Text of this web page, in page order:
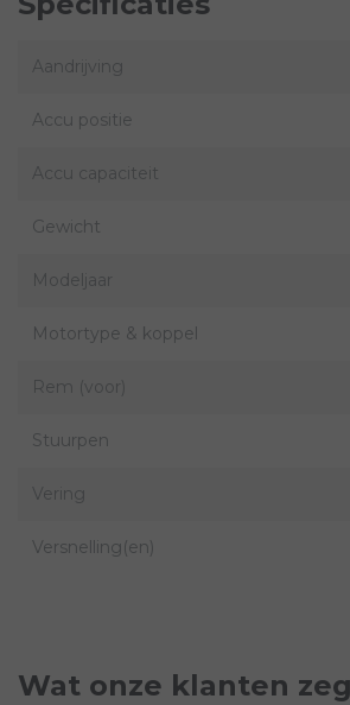
Aandrijving
Accu positie
Accu capaciteit
Gewicht
Modeljaar
Motortype & koppel
Rem (voor)
Stuurpen
Vering
Versnelling(en)
Wat onze klanten